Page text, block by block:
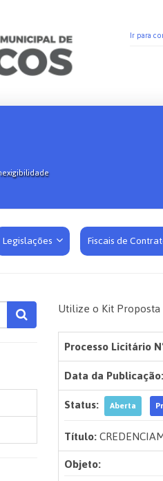
Ir para
Legislações Fiscais de
Utilize o Kit
Processo Licitário
Data da Publicação:
Status:
Aberta
Título:
Objeto: